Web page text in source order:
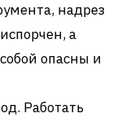
надрез
а
опасны и
Работать